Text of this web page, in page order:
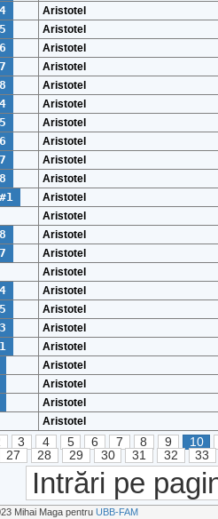
Aristotel
Aristotel
Aristotel
Aristotel
Aristotel
Aristotel
Aristotel
Aristotel
Aristotel
Aristotel
Aristotel
Aristotel
Aristotel
Aristotel
Aristotel
Aristotel
Aristotel
Aristotel
Aristotel
Aristotel
Aristotel
Aristotel
Aristotel
3 4 5 6 7 8 9
10
27 28 29 30 31 32 33
Intrări pe
Mihai Maga pentru UBB-FAM